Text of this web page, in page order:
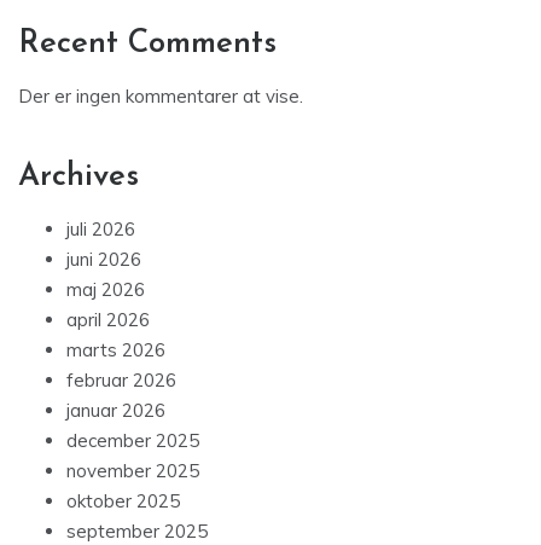
Recent Comments
Der er ingen kommentarer at vise.
Archives
juli 2026
juni 2026
maj 2026
april 2026
marts 2026
februar 2026
januar 2026
december 2025
november 2025
oktober 2025
september 2025